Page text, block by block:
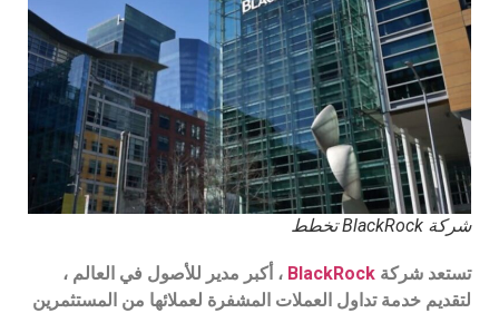
شركة BlackRock تخطط
تستعد شركة BlackRock ، أكبر مدير للأصول في العالم ،
لتقديم خدمة تداول العملات المشفرة لعملائها من المستثمرين